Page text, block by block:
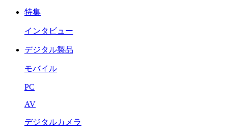
特集
インタビュー
デジタル製品
モバイル
PC
AV
デジタルカメラ